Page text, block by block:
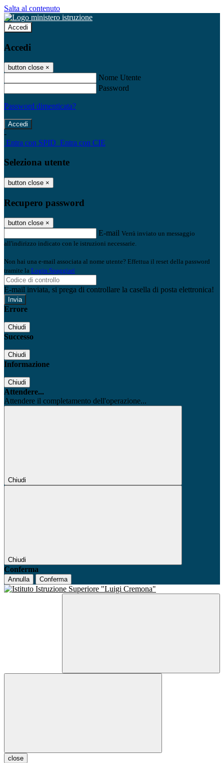
Salta al contenuto
Accedi
Accedi
button close ×
Nome Utente
Password
Password dimenticata?
-
Entra con SPID Entra con CIE
Seleziona utente
button close ×
Recupero password
button close ×
E-mail Verrà inviato un messaggio
all'indirizzo indicato con le istruzioni necessarie.
Non hai una e-mail associata al nome utente? Effettua il reset della password
tramite la Login Spaggiari
E-mail inviata, si prega di controllare la casella di posta elettronica!
Errore
Chiudi
Successo
Chiudi
Informazione
Chiudi
Attendere...
Attendere il completamento dell'operazione...
Chiudi
Chiudi
Conferma
Annulla Conferma
close